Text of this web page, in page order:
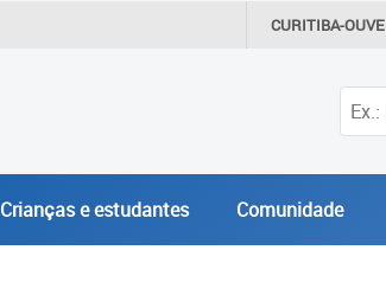
CURITIBA-OUVE
Crianças e estudantes Comunidade